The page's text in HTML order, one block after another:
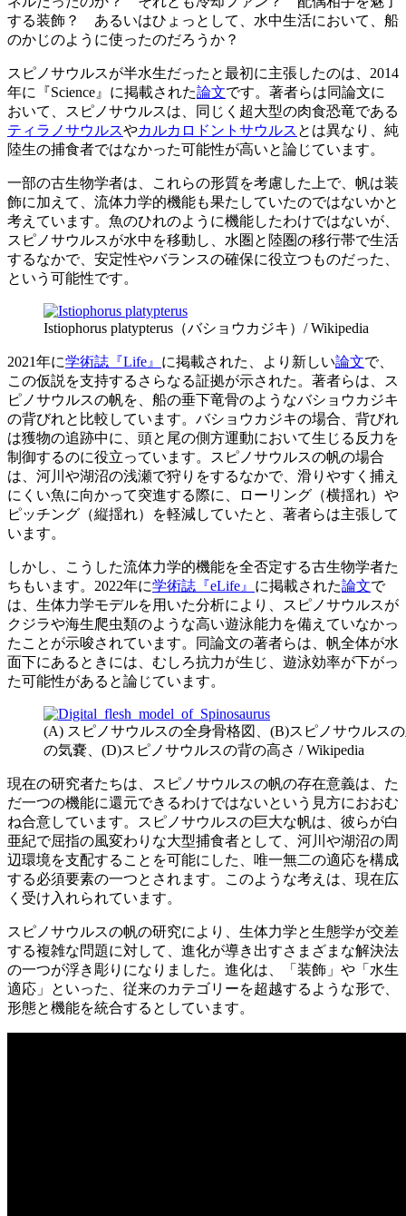
する装飾？ あるいはひょっとして、水中生活において、船
のかじのように使ったのだろうか？
スピノサウルスが半水生だったと最初に主張したのは、2014
年に『Science』に掲載された論文です。著者らは同論文に
おいて、スピノサウルスは、同じく超大型の肉食恐竜である
ティラノサウルスやカルカロドントサウルス とは異なり、純
陸生の捕食者ではなかった可能性が高いと論じています。
一部の古生物学者は、これらの形質を考慮した上で、帆は装
飾に加えて、流体力学的機能も果たしていたのではないかと
考えています。魚のひれのように機能したわけではないが、
スピノサウルスが水中を移動し、水圏と陸圏の移行帯で生活
するなかで、安定性やバランスの確保に役立つものだった、
という可能性です。
Istiophorus platypterus（バショウカジキ）/ Wikipedia
2021年に学術誌『Life』 に掲載された、より新しい論文で、
この仮説を支持するさらなる証拠が示された。著者らは、ス
ピノサウルスの帆を、船の垂下竜骨のようなバショウカジキ
の背びれと比較しています。バショウカジキの場合、背びれ
は獲物の追跡中に、頭と尾の側方運動において生じる反力を
制御するのに役立っています。スピノサウルスの帆の場合
は、河川や湖沼の浅瀬で狩りをするなかで、滑りやすく捕え
にくい魚に向かって突進する際に、ローリング（横揺れ）や
ピッチング（縦揺れ）を軽減していたと、著者らは主張して
います。
しかし、こうした流体力学的機能を全否定する古生物学者た
ちもいます。2022年に学術誌『eLife』 に掲載された論文で
は、生体力学モデルを用いた分析により、スピノサウルスが
クジラや海生爬虫類のような高い遊泳能力を備えていなかっ
たことが示唆されています。同論文の著者らは、帆全体が水
面下にあるときには、むしろ抗力が生じ、遊泳効率が下がっ
た可能性があると論じています。
(A) スピノサウルスの全身骨格図、(B)スピノサウルス
の気嚢、(D)スピノサウルスの背の高さ / Wikipedia
現在の研究者たちは、スピノサウルスの帆の存在意義は、た
だ一つの機能に還元できるわけではないという見方におおむ
ね合意しています。スピノサウルスの巨大な帆は、彼らが白
亜紀で屈指の風変わりな大型捕食者として、河川や湖沼の周
辺環境を支配することを可能にした、唯一無二の適応を構成
する必須要素の一つとされます。このような考えは、現在広
く受け入れられています。
スピノサウルスの帆の研究により、生体力学と生態学が交差
する複雑な問題に対して、進化が導き出すさまざまな解決法
の一つが浮き彫りになりました。進化は、「装飾」や「水生
適応」といった、従来のカテゴリーを超越するような形で、
形態と機能を統合するとしています。